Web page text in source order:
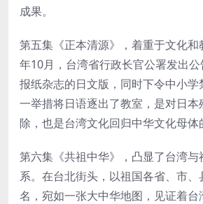
成果。
第五集《正本清源》，着重于文化
年10月，台湾省行政长官公署发出
报纸杂志的日文版，同时下令中小
一举措将日语逐出了教室，是对日
除，也是台湾文化回归中华文化母体
第六集《共祖中华》，凸显了台湾与
系。在台北街头，以祖国各省、市
名，宛如一张大中华地图，见证着